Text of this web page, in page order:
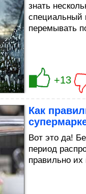
знать
специальный
перемывать
+13
Как
Bот это да!
период
правильно